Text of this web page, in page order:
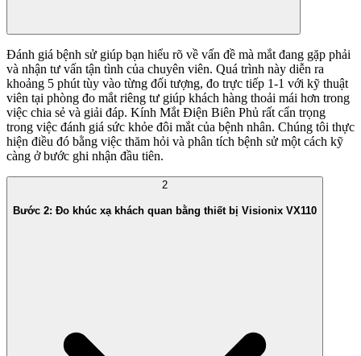
Đánh giá bệnh sử giúp bạn hiểu rõ về vấn đề mà mắt đang gặp phải
và nhận tư vấn tận tình của chuyên viên. Quá trình này diễn ra
khoảng 5 phút tùy vào từng đối tượng, đo trực tiếp 1-1 với kỹ thuật
viên tại phòng đo mắt riêng tư giúp khách hàng thoải mái hơn trong
việc chia sẻ và giải đáp. Kính Mắt Điện Biên Phủ rất cẩn trọng
trong việc đánh giá sức khỏe đôi mắt của bệnh nhân. Chúng tôi thực
hiện điều đó bằng việc thăm hỏi và phân tích bệnh sử một cách kỹ
càng ở bước ghi nhận đầu tiên.
2
Bước 2: Đo khúc xạ khách quan bằng thiết bị Visionix VX110